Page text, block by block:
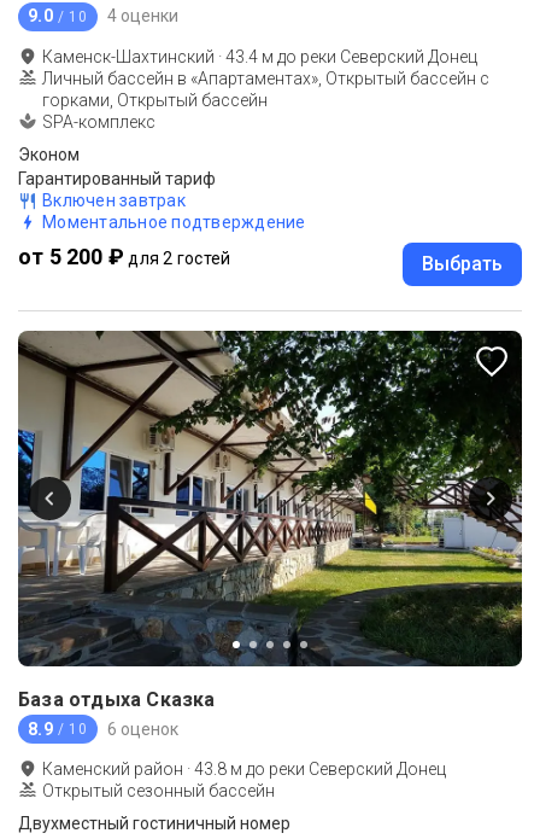
9.0 / 10 4 оценки
Каменск-Шахтинский ·43.4 м до реки Северский Донец
Личный бассейн в «Апартаментах», Открытый бассейн с
горками, Открытый бассейн
SPA-комплекс
Эконом
Гарантированный тариф
Включен завтрак
Моментальное подтверждение
от 5 200 ₽ для 2 гостей Выбрать
База отдыха Сказка
8.9 / 10 6 оценок
Каменский район ·43.8 м до реки Северский Донец
Открытый сезонный бассейн
Двухместный гостиничный номер